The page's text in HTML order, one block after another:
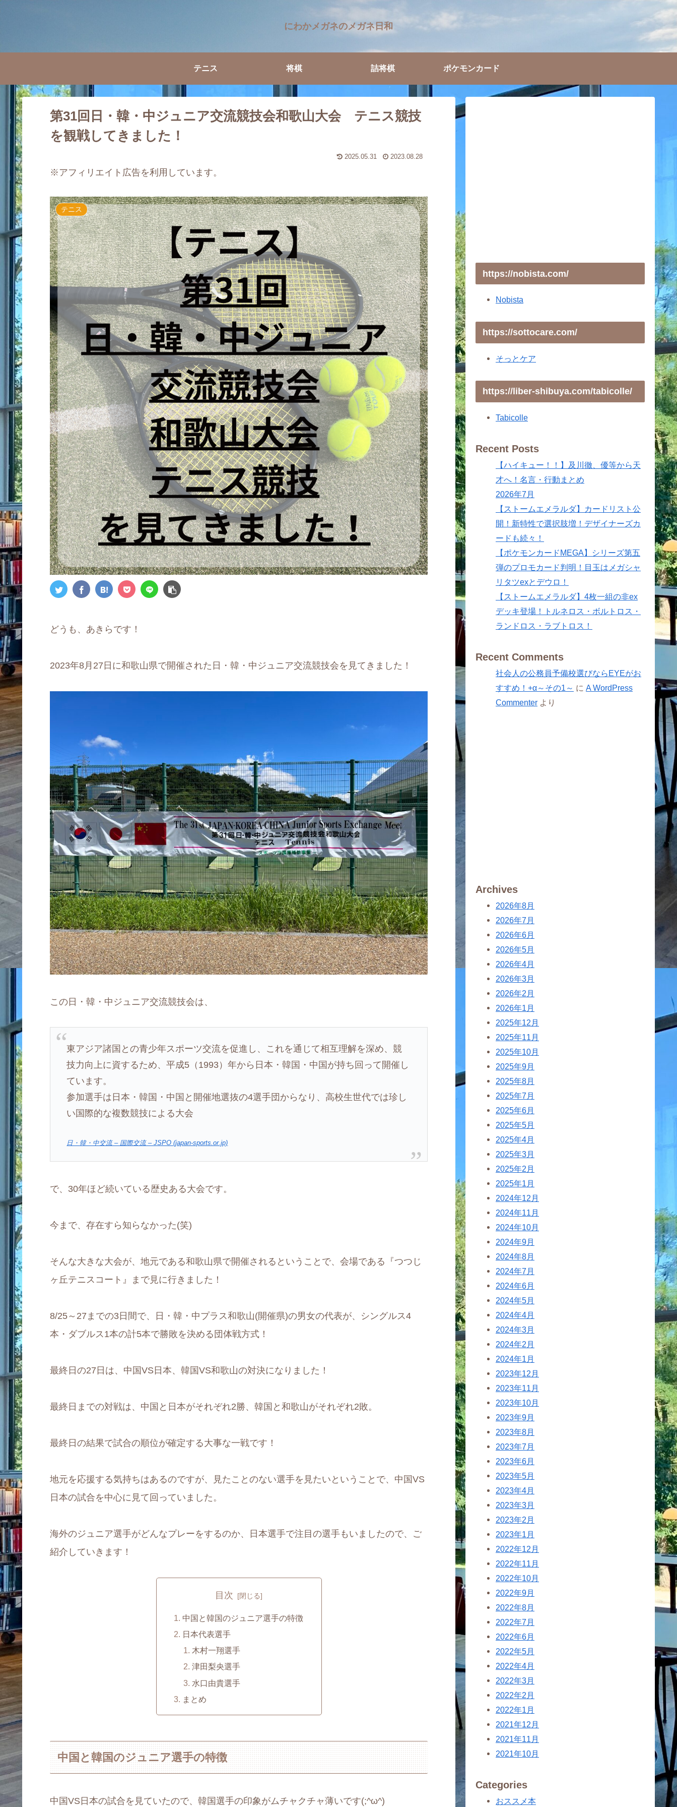
にわかメガネのメガネ日和
テニス 将棋 詰将棋 ポケモンカード
第31回日・韓・中ジュニア交流競技会和歌山大会 テニス競技
を観戦してきました！
2025.05.31 2023.08.28
※アフィリエイト広告を利用しています。
テニス
どうも、あきらです！
2023年8月27日に和歌山県で開催された日・韓・中ジュニア交流競技会を見てきました！
この日・韓・中ジュニア交流競技会は、
東アジア諸国との青少年スポーツ交流を促進し、これを通じて相互理解を深め、競
技力向上に資するため、平成5（1993）年から日本・韓国・中国が持ち回って開催し
ています。
参加選手は日本・韓国・中国と開催地選抜の4選手団からなり、高校生世代では珍し
い国際的な複数競技による大会
日・韓・中交流 – 国際交流 – JSPO (japan-sports.or.jp)
で、30年ほど続いている歴史ある大会です。
今まで、存在すら知らなかった(笑)
そんな大きな大会が、地元である和歌山県で開催されるということで、会場である『つつじ
ヶ丘テニスコート』まで見に行きました！
8/25～27までの3日間で、日・韓・中プラス和歌山(開催県)の男女の代表が、シングルス4
本・ダブルス1本の計5本で勝敗を決める団体戦方式！
最終日の27日は、中国VS日本、韓国VS和歌山の対決になりました！
最終日までの対戦は、中国と日本がそれぞれ2勝、韓国と和歌山がそれぞれ2敗。
最終日の結果で試合の順位が確定する大事な一戦です！
地元を応援する気持ちはあるのですが、見たことのない選手を見たいということで、中国VS
日本の試合を中心に見て回っていました。
海外のジュニア選手がどんなプレーをするのか、日本選手で注目の選手もいましたので、ご
紹介していきます！
目次
中国と韓国のジュニア選手の特徴
日本代表選手
木村一翔選手
津田梨央選手
水口由貴選手
まとめ
中国と韓国のジュニア選手の特徴
中国VS日本の試合を見ていたので、韓国選手の印象がムチャクチャ薄いです(;^ω^)
https://nobista.com/
Nobista
https://sottocare.com/
そっとケア
https://liber-shibuya.com/tabicolle/
Tabicolle
Recent Posts
【ハイキュー！！】及川徹、優等から天
才へ！名言・行動まとめ
2026年7月
【ストームエメラルダ】カードリスト公
開！新特性で選択肢増！デザイナーズカ
ードも続々！
【ポケモンカードMEGA】シリーズ第五
弾のプロモカード判明！目玉はメガシャ
リタツexとデウロ！
【ストームエメラルダ】4枚一組の非ex
デッキ登場！トルネロス・ボルトロス・
ランドロス・ラブトロス！
Recent Comments
社会人の公務員予備校選びならEYEがお
すすめ！+α～その1～ に A WordPress
Commenter より
Archives
2026年8月
2026年7月
2026年6月
2026年5月
2026年4月
2026年3月
2026年2月
2026年1月
2025年12月
2025年11月
2025年10月
2025年9月
2025年8月
2025年7月
2025年6月
2025年5月
2025年4月
2025年3月
2025年2月
2025年1月
2024年12月
2024年11月
2024年10月
2024年9月
2024年8月
2024年7月
2024年6月
2024年5月
2024年4月
2024年3月
2024年2月
2024年1月
2023年12月
2023年11月
2023年10月
2023年9月
2023年8月
2023年7月
2023年6月
2023年5月
2023年4月
2023年3月
2023年2月
2023年1月
2022年12月
2022年11月
2022年10月
2022年9月
2022年8月
2022年7月
2022年6月
2022年5月
2022年4月
2022年3月
2022年2月
2022年1月
2021年12月
2021年11月
2021年10月
Categories
おススメ本